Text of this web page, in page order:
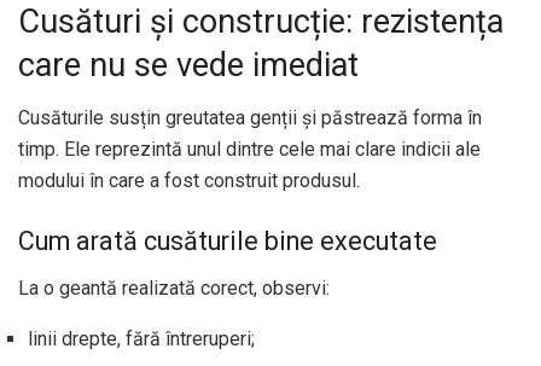
Cusături și construcție: rezistența
care nu se vede imediat
Cusăturile susțin greutatea genții și păstrează forma în
timp. Ele reprezintă unul dintre cele mai clare indicii ale
modului în care a fost construit produsul.
Cum arată cusăturile bine executate
La o geantă realizată corect, observi:
linii drepte, fără întreruperi;